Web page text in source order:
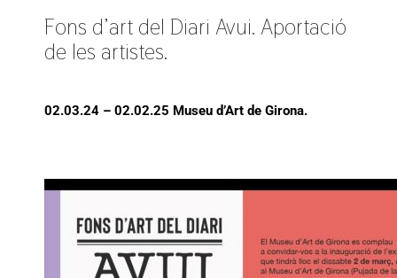
Fons d’art del Diari Avui. Aportació
de les artistes.
02.03.24 – 02.02.25 Museu d’Art de Girona.